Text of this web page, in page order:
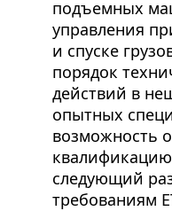
подъемных
управления
и спуске
порядок
действий в
опытных
возможность
следующий
требованиям